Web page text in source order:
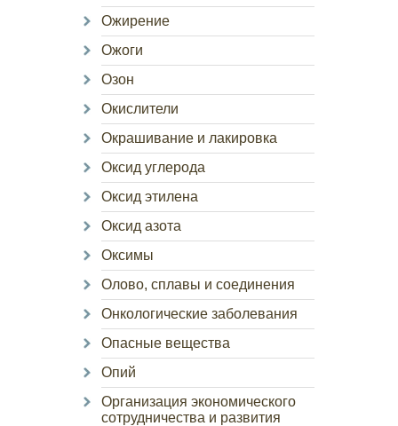
Ожирение
Ожоги
Озон
Окислители
Окрашивание и лакировка
Оксид углерода
Оксид этилена
Оксид азота
Оксимы
Олово, сплавы и соединения
Онкологические заболевания
Опасные вещества
Опий
Организация экономического
сотрудничества и развития